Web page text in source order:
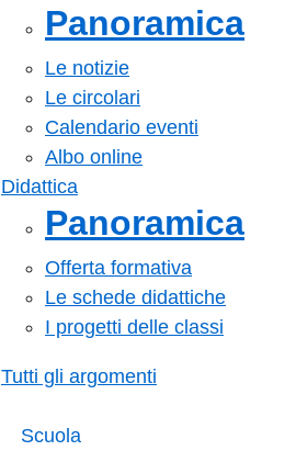
Panoramica
Le notizie
Le circolari
Calendario eventi
Albo online
Didattica
Panoramica
Offerta formativa
Le schede didattiche
I progetti delle classi
Tutti gli argomenti
Scuola